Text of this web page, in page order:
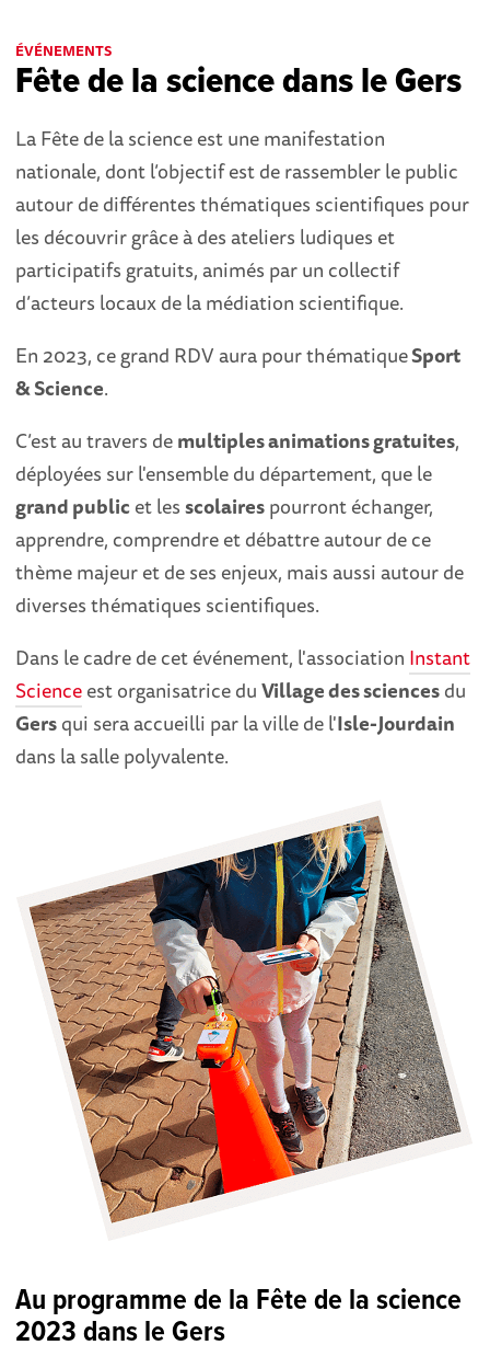
ÉVÉNEMENTS
Fête de la science dans le Gers
La Fête de la science est une manifestation
nationale, dont l’objectif est de rassembler le public
autour de différentes thématiques scientifiques pour
les découvrir grâce à des ateliers ludiques et
participatifs gratuits, animés par un collectif
d’acteurs locaux de la médiation scientifique.
En 2023, ce grand RDV aura pour thématiqueSport
& Science.
C’est au travers demultiples animations gratuites,
déployées sur l'ensemble du département, que le
grand publicet lesscolairespourront échanger,
apprendre, comprendre et débattre autour de ce
thème majeur et de ses enjeux, mais aussi autour de
diverses thématiques scientifiques.
Dans le cadre de cet événement, l'association Instant
Scienceest organisatrice duVillage des sciencesdu
Gersqui sera accueilli par la ville de l'Isle-Jourdain
dans la salle polyvalente.
Au programme de la Fête de la science
2023 dans le Gers